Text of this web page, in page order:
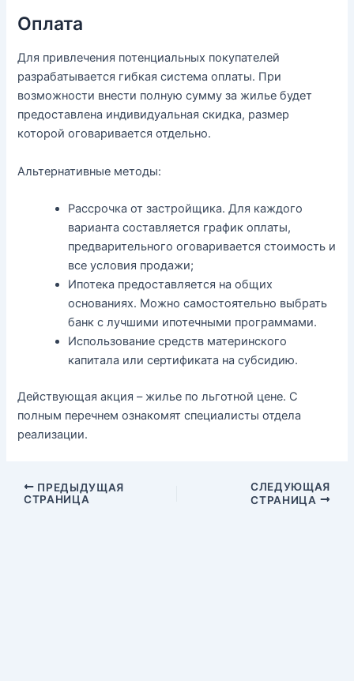
Оплата
Для привлечения потенциальных покупателей
разрабатывается гибкая система оплаты. При
возможности внести полную сумму за жилье будет
предоставлена индивидуальная скидка, размер
которой оговаривается отдельно.
Альтернативные методы:
Рассрочка от застройщика. Для каждого
варианта составляется график оплаты,
предварительного оговаривается стоимость и
все условия продажи;
Ипотека предоставляется на общих
основаниях. Можно самостоятельно выбрать
банк с лучшими ипотечными программами.
Использование средств материнского
капитала или сертификата на субсидию.
Действующая акция – жилье по льготной цене. С
полным перечнем ознакомят специалисты отдела
реализации.
ПРЕДЫДУЩАЯ
СТРАНИЦА
СЛЕДУЮЩАЯ
СТРАНИЦА